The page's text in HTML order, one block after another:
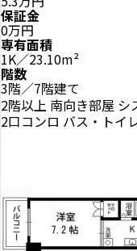
保証金
0万円
専有面積
1K／23.10m²
階数
3階／7階建て
2階以上 南向き部屋 シ
2口コンロ バス・トイ